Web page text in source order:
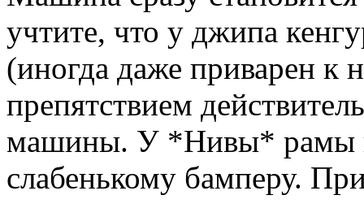
учтите, что у джипа
(иногда даже приварен к
препятствием
машины. У *Нивы* рамы
слабенькому бамперу.